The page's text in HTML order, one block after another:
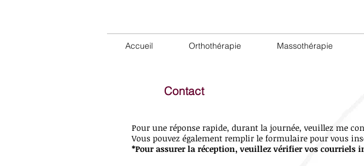
Accueil Orthothérapie Massothérapie
Contact
Pour une réponse rapide, durant la journée, veuillez me
Vous pouvez également remplir le formulaire pour vous
*Pour assurer la réception, veuillez vérifier vos courriels